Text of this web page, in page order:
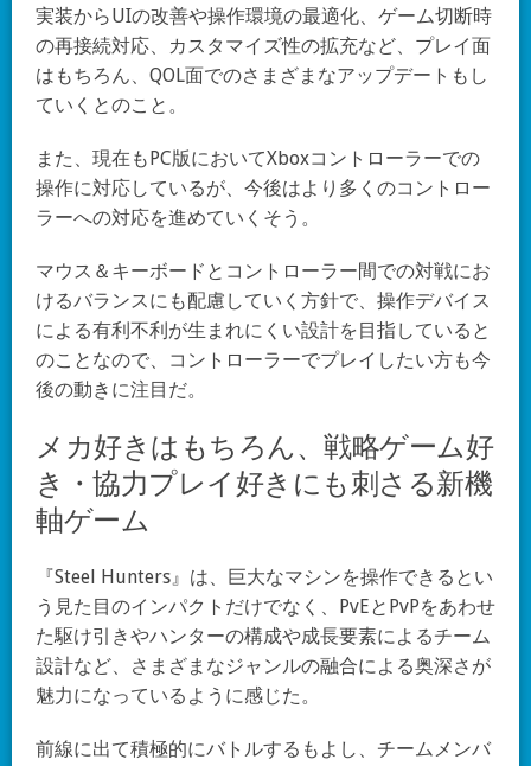
実装からUIの改善や操作環境の最適化、ゲーム切断時
の再接続対応、カスタマイズ性の拡充など、プレイ面
はもちろん、QOL面でのさまざまなアップデートもし
ていくとのこと。
また、現在もPC版においてXboxコントローラーでの
操作に対応しているが、今後はより多くのコントロー
ラーへの対応を進めていくそう。
マウス＆キーボードとコントローラー間での対戦にお
けるバランスにも配慮していく方針で、操作デバイス
による有利不利が生まれにくい設計を目指していると
のことなので、コントローラーでプレイしたい方も今
後の動きに注目だ。
メカ好きはもちろん、戦略ゲーム好
き・協力プレイ好きにも刺さる新機
軸ゲーム
『Steel Hunters』は、巨大なマシンを操作できるとい
う見た目のインパクトだけでなく、PvEとPvPをあわせ
た駆け引きやハンターの構成や成長要素によるチーム
設計など、さまざまなジャンルの融合による奥深さが
魅力になっているように感じた。
前線に出て積極的にバトルするもよし、チームメンバ